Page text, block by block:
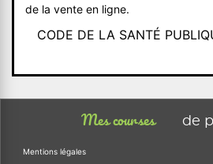
de la vente en ligne.
CODE DE LA SANTÉ
Mes courses de
Mentions légales